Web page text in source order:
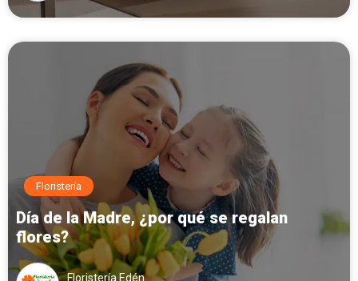
Floristería
Día de la Madre, ¿por qué se regalan
flores?
Floristería Edén